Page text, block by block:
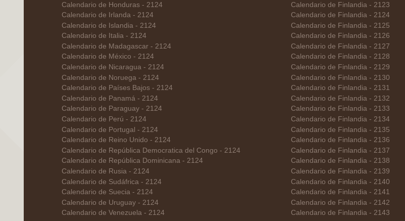
Calendario de Honduras - 2124
Calendario de Irlanda - 2124
Calendario de Islandia - 2124
Calendario de Italia - 2124
Calendario de Madagascar - 2124
Calendario de México - 2124
Calendario de Nicaragua - 2124
Calendario de Noruega - 2124
Calendario de Países Bajos - 2124
Calendario de Panamá - 2124
Calendario de Paraguay - 2124
Calendario de Perú - 2124
Calendario de Portugal - 2124
Calendario de Reino Unido - 2124
Calendario de República Democratica del Congo - 2124
Calendario de República Dominicana - 2124
Calendario de Rusia - 2124
Calendario de Sudáfrica - 2124
Calendario de Suecia - 2124
Calendario de Uruguay - 2124
Calendario de Venezuela - 2124
Calendario de Finlandia - 2123
Calendario de Finlandia - 2124
Calendario de Finlandia - 2125
Calendario de Finlandia - 2126
Calendario de Finlandia - 2127
Calendario de Finlandia - 2128
Calendario de Finlandia - 2129
Calendario de Finlandia - 2130
Calendario de Finlandia - 2131
Calendario de Finlandia - 2132
Calendario de Finlandia - 2133
Calendario de Finlandia - 2134
Calendario de Finlandia - 2135
Calendario de Finlandia - 2136
Calendario de Finlandia - 2137
Calendario de Finlandia - 2138
Calendario de Finlandia - 2139
Calendario de Finlandia - 2140
Calendario de Finlandia - 2141
Calendario de Finlandia - 2142
Calendario de Finlandia - 2143